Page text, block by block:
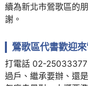
續為新北市鶯歌區的
謝。
鶯歌區代書歡迎
打電話 02-25033377
過戶、繼承要辦、還